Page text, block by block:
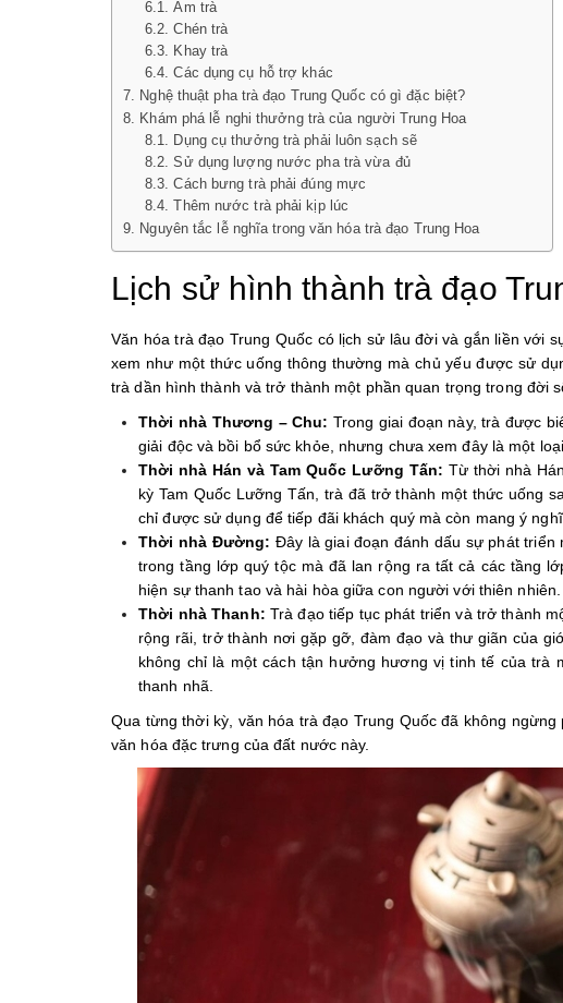
Ấm trà
Chén trà
Khay trà
Các dụng cụ hỗ trợ khác
Nghệ thuật pha trà đạo Trung Quốc có gì đặc biệt?
Khám phá lễ nghi thưởng trà của người Trung Hoa
Dụng cụ thưởng trà phải luôn sạch sẽ
Sử dụng lượng nước pha trà vừa đủ
Cách bưng trà phải đúng mực
Thêm nước trà phải kịp lúc
Nguyên tắc lễ nghĩa trong văn hóa trà đạo Trung Hoa
Lịch sử hình thành trà đạo
Văn hóa trà đạo Trung Quốc có lịch sử lâu đời và gắn liền với
xem như một thức uống thông thường mà chủ yếu được sử
trà dần hình thành và trở thành một phần quan trọng trong đời
Thời nhà Thương – Chu: Trong giai đoạn này, trà được
giải độc và bồi bổ sức khỏe, nhưng chưa xem đây là một
Thời nhà Hán và Tam Quốc Lưỡng Tấn: Từ thời nhà
kỳ Tam Quốc Lưỡng Tấn, trà đã trở thành một thức uống
chỉ được sử dụng để tiếp đãi khách quý mà còn mang ý
Thời nhà Đường: Đây là giai đoạn đánh dấu sự phát triển
trong tầng lớp quý tộc mà đã lan rộng ra tất cả các tầng
hiện sự thanh tao và hài hòa giữa con người với thiên nhiên.
Thời nhà Thanh: Trà đạo tiếp tục phát triển và trở thành
rộng rãi, trở thành nơi gặp gỡ, đàm đạo và thư giãn của
không chỉ là một cách tận hưởng hương vị tinh tế của trà
thanh nhã.
Qua từng thời kỳ, văn hóa trà đạo Trung Quốc đã không
văn hóa đặc trưng của đất nước này.